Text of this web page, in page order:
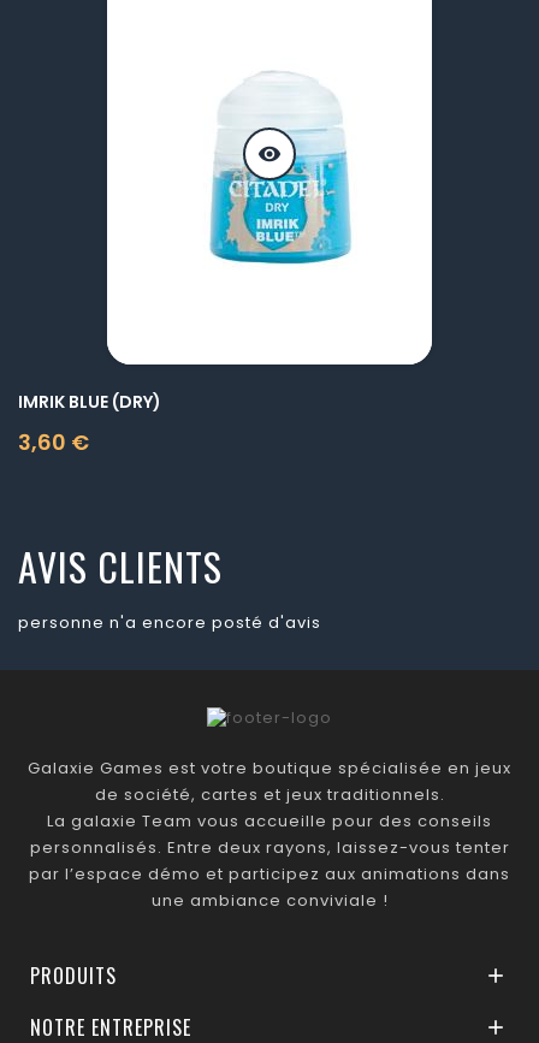
visibility
IMRIK BLUE (DRY)
3,60 €
Prix
AVIS CLIENTS
personne n'a encore posté d'avis
Galaxie Games est votre boutique spécialisée en jeux
de société, cartes et jeux traditionnels.
La galaxie Team vous accueille pour des conseils
personnalisés. Entre deux rayons, laissez-vous tenter
par l’espace démo et participez aux animations dans
une ambiance conviviale !
PRODUITS 
NOTRE ENTREPRISE 